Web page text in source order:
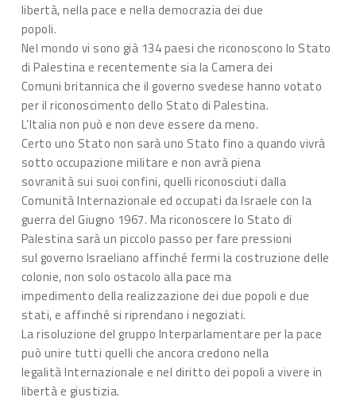
libertà, nella pace e nella democrazia dei due
popoli.
Nel mondo vi sono già 134 paesi che riconoscono lo Stato
di Palestina e recentemente sia la Camera dei
Comuni britannica che il governo svedese hanno votato
per il riconoscimento dello Stato di Palestina.
L’Italia non può e non deve essere da meno.
Certo uno Stato non sarà uno Stato fino a quando vivrà
sotto occupazione militare e non avrà piena
sovranità sui suoi confini, quelli riconosciuti dalla
Comunità Internazionale ed occupati da Israele con la
guerra del Giugno 1967. Ma riconoscere lo Stato di
Palestina sarà un piccolo passo per fare pressioni
sul governo Israeliano affinché fermi la costruzione delle
colonie, non solo ostacolo alla pace ma
impedimento della realizzazione dei due popoli e due
stati, e affinché si riprendano i negoziati.
La risoluzione del gruppo Interparlamentare per la pace
può unire tutti quelli che ancora credono nella
legalità Internazionale e nel diritto dei popoli a vivere in
libertà e giustizia.